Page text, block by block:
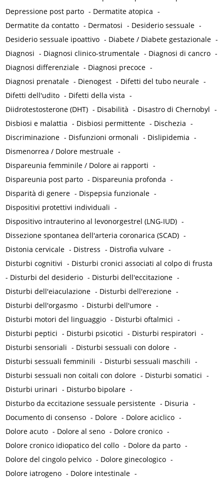
Depressione post parto - Dermatite atopica -
Dermatite da contatto - Dermatosi - Desiderio sessuale -
Desiderio sessuale ipoattivo - Diabete / Diabete gestazionale -
Diagnosi - Diagnosi clinico-strumentale - Diagnosi di cancro -
Diagnosi differenziale - Diagnosi precoce -
Diagnosi prenatale - Dienogest - Difetti del tubo neurale -
Difetti dell'udito - Difetti della vista -
Diidrotestosterone (DHT) - Disabilità - Disastro di Chernobyl -
Disbiosi e malattia - Disbiosi permittente - Dischezia -
Discriminazione - Disfunzioni ormonali - Dislipidemia -
Dismenorrea / Dolore mestruale -
Dispareunia femminile / Dolore ai rapporti -
Dispareunia post parto - Dispareunia profonda -
Disparità di genere - Dispepsia funzionale -
Dispositivi protettivi individuali -
Dispositivo intrauterino al levonorgestrel (LNG-IUD) -
Dissezione spontanea dell'arteria coronarica (SCAD) -
Distonia cervicale - Distress - Distrofia vulvare -
Disturbi cognitivi - Disturbi cronici associati al colpo di frusta
- Disturbi del desiderio - Disturbi dell'eccitazione -
Disturbi dell'eiaculazione - Disturbi dell'erezione -
Disturbi dell'orgasmo - Disturbi dell'umore -
Disturbi motori del linguaggio - Disturbi oftalmici -
Disturbi peptici - Disturbi psicotici - Disturbi respiratori -
Disturbi sensoriali - Disturbi sessuali con dolore -
Disturbi sessuali femminili - Disturbi sessuali maschili -
Disturbi sessuali non coitali con dolore - Disturbi somatici -
Disturbi urinari - Disturbo bipolare -
Disturbo da eccitazione sessuale persistente - Disuria -
Documento di consenso - Dolore - Dolore aciclico -
Dolore acuto - Dolore al seno - Dolore cronico -
Dolore cronico idiopatico del collo - Dolore da parto -
Dolore del cingolo pelvico - Dolore ginecologico -
Dolore iatrogeno - Dolore intestinale -